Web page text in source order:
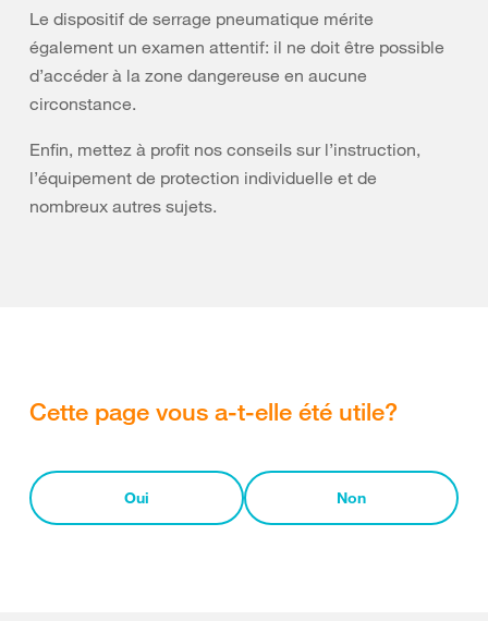
Le dispositif de serrage pneumatique mérite
également un examen attentif: il ne doit être possible
d’accéder à la zone dangereuse en aucune
circonstance.
Enfin, mettez à profit nos conseils sur l’instruction,
l’équipement de protection individuelle et de
nombreux autres sujets.
Cette page vous a-t-elle été utile?
Oui Non